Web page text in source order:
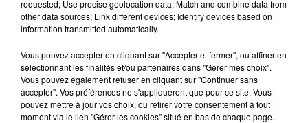
7h03
Deux-Sèvres : le Citroën C15 a le
droit à son festival
requested; Use precise geolocation data; Match and combine data from
other data sources; Link different devices; Identify devices based on
information transmitted automatically.
Vous pouvez accepter en cliquant sur "Accepter et fermer", ou affiner en
sélectionnant les finalités et/ou partenaires dans "Gérer mes choix".
Vous pouvez également refuser en cliquant sur "Continuer sans
accepter". Vos préférences ne s'appliqueront que pour ce site. Vous
pouvez mettre à jour vos choix, ou retirer votre consentement à tout
moment via le lien "Gérer les cookies" situé en bas de chaque page.